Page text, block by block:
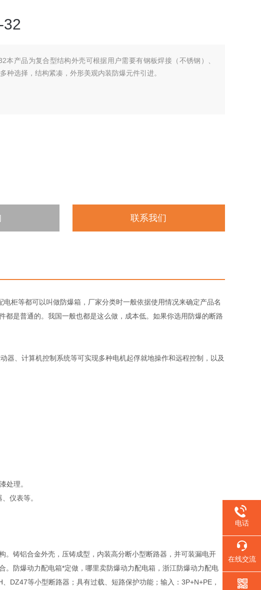
32
本产品为复合型结构外壳可根据用户需要有钢板焊接（不锈钢）、
种选择，结构紧凑，外形美观内装防爆元件引进。
联系我们
柜等都可以叫做防爆箱，厂家分类时一般依据使用情况来确定产品名
是普通的。我国一般也都是这么做，成本低。如果你选用防爆的断路
器、计算机控制系统等可实现多种电机起俘就地操作和远程控制，以及
处理。
仪表等。
铸铝合金外壳，压铸成型，内装高分断小型断路器，并可装漏电开
防爆动力配电箱*定做，哪里卖防爆动力配电箱，浙江防爆动力配电
DZ47等小型断路器；具有过载、短路保护功能；输入：3P+N+PE，
电话
在线交流